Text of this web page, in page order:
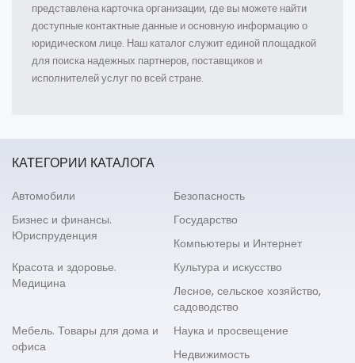
представлена карточка организации, где вы можете найти
доступные контактные данные и основную информацию о
юридическом лице. Наш каталог служит единой площадкой
для поиска надежных партнеров, поставщиков и
исполнителей услуг по всей стране.
КАТЕГОРИИ КАТАЛОГА
Автомобили
Безопасность
Бизнес и финансы.
Юриспруденция
Государство
Компьютеры и Интернет
Красота и здоровье.
Медицина
Культура и искусство
Лесное, сельское хозяйство,
садоводство
Мебель. Товары для дома и
офиса
Наука и просвещение
Недвижимость